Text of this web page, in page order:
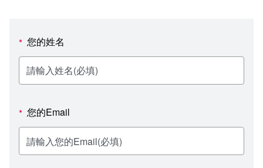
歷史訊息
新聞媒體專區
校園行事曆
報名系統
環境設備
活動花絮
影音資訊
教務處課務組
學習指導中心
輔導處
研發處
法律學系
大眾傳播學系
外國語文學系
文化藝術學系
資訊相關法規
新生報名
在學資訊
校務系統
課程大綱
網路選課
校內系統
資訊服務線上報修系統
消耗品申請
問卷調查
法令規章
* 您的姓名
* 您的Email